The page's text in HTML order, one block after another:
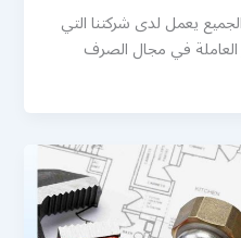
يعمل لدى شركتنا التي
العاملة في مجال الصرف